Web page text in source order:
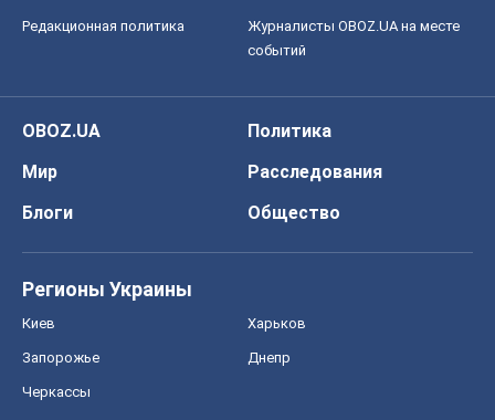
Редакционная политика
Журналисты OBOZ.UA на месте
событий
OBOZ.UA
Политика
Мир
Расследования
Блоги
Общество
Регионы Украины
Киев Харьков
Запорожье Днепр
Черкассы